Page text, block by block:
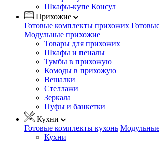
Шкафы-купе Консул
Прихожие
Готовые комплекты прихожих
Модульные прихожие
Товары для прихожих
Шкафы и пеналы
Тумбы в прихожую
Комоды в прихожую
Вешалки
Стеллажи
Зеркала
Пуфы и банкетки
Кухни
Готовые комплекты кухонь
Кухни